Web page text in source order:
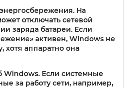
На
отключать сетевой
заряда батареи. Если
активен, Windows не
хотя аппаратно она
Windows. Если системные
за работу сети, например,